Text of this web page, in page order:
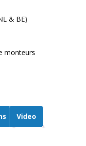
& BE)
monteurs
Video